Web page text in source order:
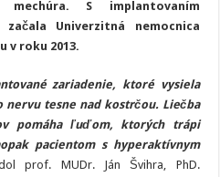
S implantovaním
Univerzitná nemocnica
v roku 2013.
zariadenie, ktoré vysiela
tesne nad kostrčou. Liečba
pomáha ľuďom, ktorých trápi
pacientom s hyperaktívnym
prof. MUDr. Ján Švihra, PhD.